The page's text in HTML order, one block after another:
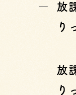
放
り
放
り